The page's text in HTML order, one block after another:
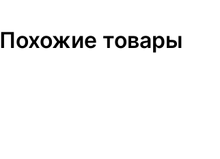
Похожие товары